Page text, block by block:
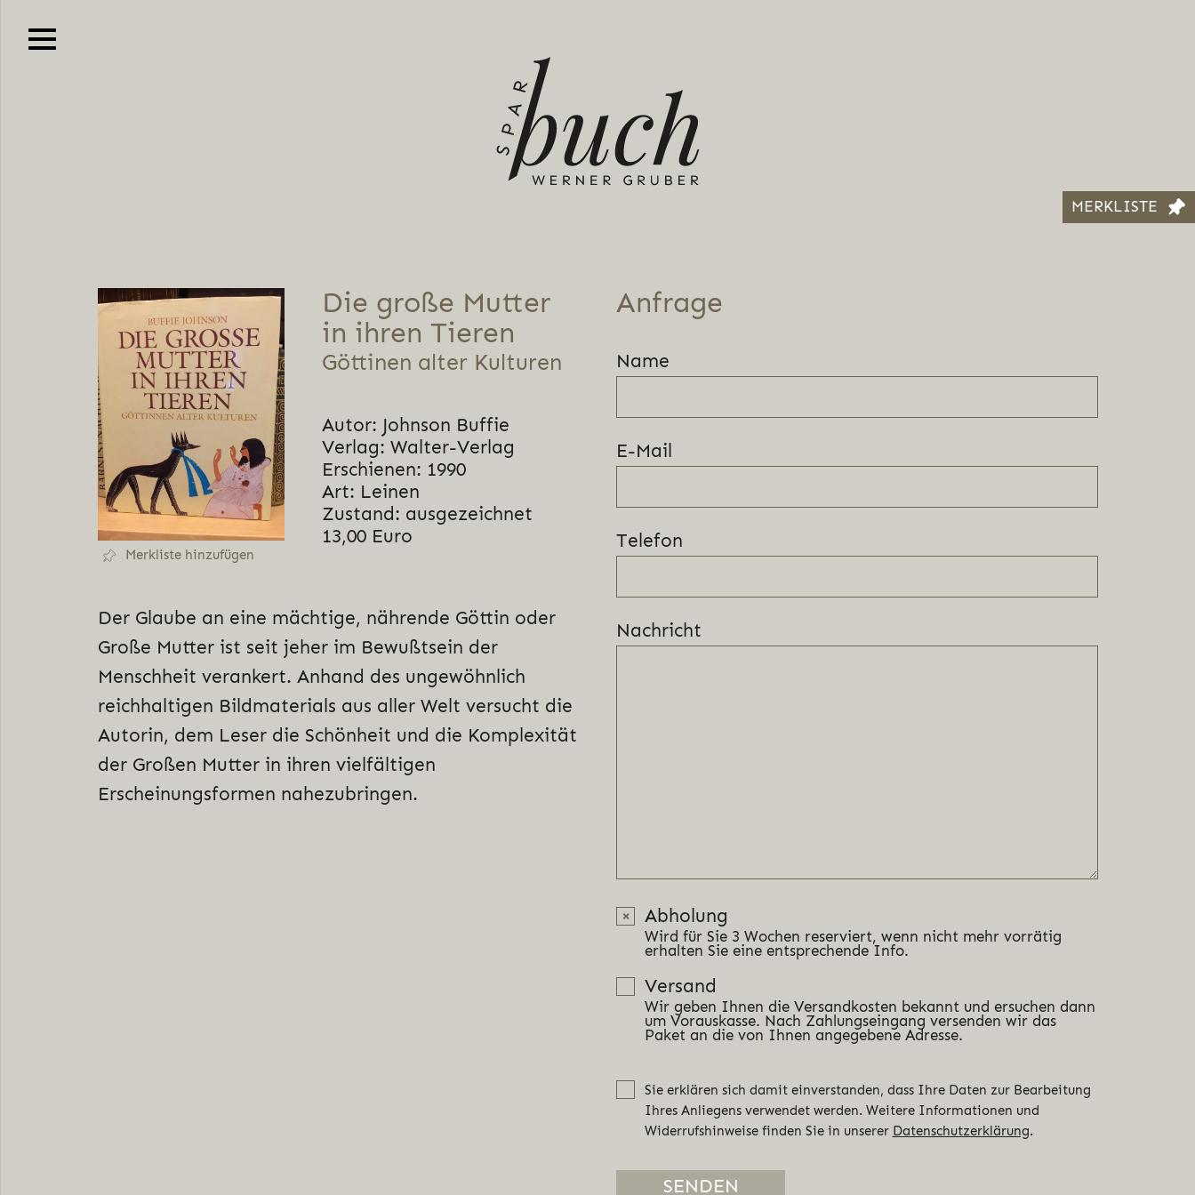
Merkliste hinzufügen
Die große Mutter
in ihren Tieren
Göttinen alter Kulturen
Autor: Johnson Buffie
Verlag: Walter-Verlag
Erschienen: 1990
Art: Leinen
Zustand: ausgezeichnet
13,00 Euro
Der Glaube an eine mächtige, nährende Göttin oder
Große Mutter ist seit jeher im Bewußtsein der
Menschheit verankert. Anhand des ungewöhnlich
reichhaltigen Bildmaterials aus aller Welt versucht die
Autorin, dem Leser die Schönheit und die Komplexität
der Großen Mutter in ihren vielfältigen
Erscheinungsformen nahezubringen.
Anfrage
Name
E-Mail
Telefon
Nachricht
Abholung
Wird für Sie 3 Wochen reserviert, wenn nicht mehr vorrätig
erhalten Sie eine entsprechende Info.
Versand
Wir geben Ihnen die Versandkosten bekannt und ersuchen dann
um Vorauskasse. Nach Zahlungseingang versenden wir das
Paket an die von Ihnen angegebene Adresse.
Sie erklären sich damit einverstanden, dass Ihre Daten zur Bearbeitung
Ihres Anliegens verwendet werden. Weitere Informationen und
Widerrufshinweise finden Sie in unserer Datenschutzerklärung.
MERKLISTE